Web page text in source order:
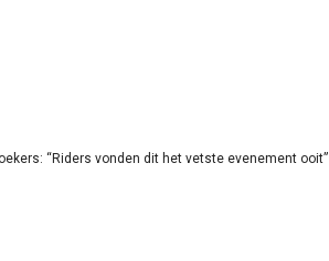
“Riders vonden dit het vetste evenement ooit”